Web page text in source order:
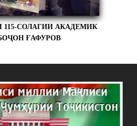
115-СОЛАГИИ АКАДЕМИК
ҒАФУРОВ